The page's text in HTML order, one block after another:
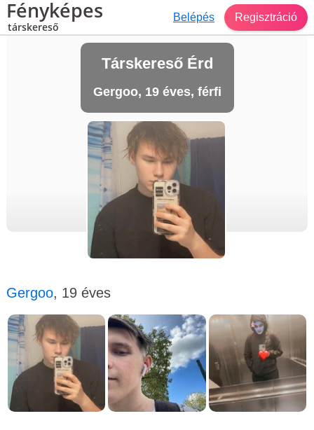
Fényképes
társkereső
Belépés Regisztráció
Társkereső Érd
Gergoo, 19 éves, férfi
Gergoo, 19 éves